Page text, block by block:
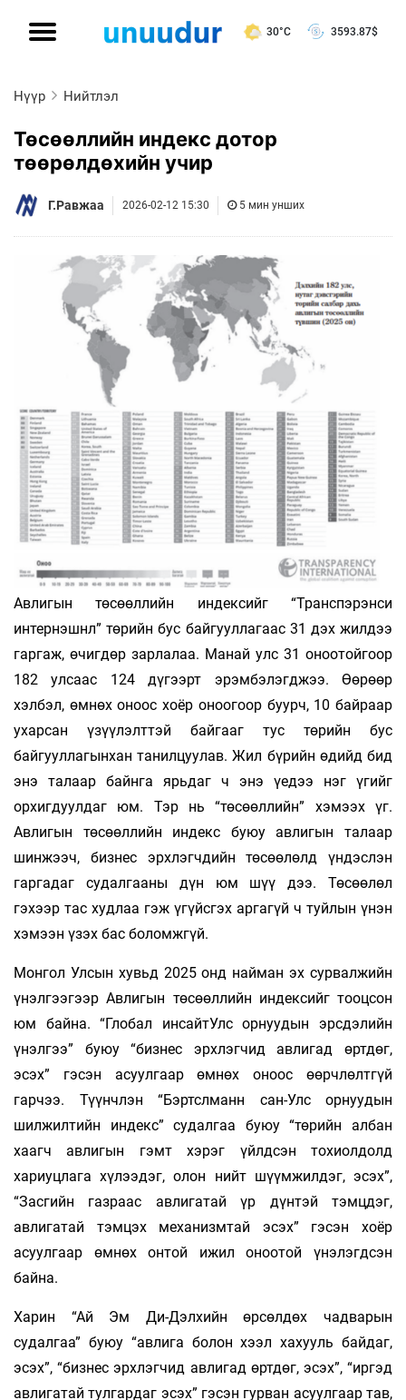
30°C 3593.87$
Нүүр Нийтлэл
Төсөөллийн индекс дотор
төөрөлдөхийн учир
Г.Равжаа 2026-02-12 15:30 5 мин унших
Авлигын төсөөллийн индексийг “Транспэрэнси
интернэшнл” төрийн бус байгууллагаас 31 дэх жилдээ
гаргаж, өчигдөр зарлалаа. Манай улс 31 оноотойгоор
182 улсаас 124 дүгээрт эрэмбэлэгджээ. Өөрөөр
хэлбэл, өмнөх оноос хоёр оноогоор буурч, 10 байраар
ухарсан үзүүлэлттэй байгааг тус төрийн бус
байгууллагынхан танилцуулав. Жил бүрийн өдийд бид
энэ талаар байнга ярьдаг ч энэ үедээ нэг үгийг
орхигдуулдаг юм. Тэр нь “төсөөллийн” хэмээх үг.
Авлигын төсөөллийн индекс буюу авлигын талаар
шинжээч, бизнес эрхлэгчдийн төсөөлөлд үндэслэн
гаргадаг судалгааны дүн юм шүү дээ. Төсөөлөл
гэхээр тас худлаа гэж үгүйсгэх аргагүй ч туйлын үнэн
хэмээн үзэх бас боломжгүй.
Монгол Улсын хувьд 2025 онд найман эх сурвалжийн
үнэлгээгээр Авлигын төсөөллийн индексийг тооцсон
юм байна. “Глобал инсайтУлс орнуудын эрсдэлийн
үнэлгээ” буюу “бизнес эрхлэгчид авлигад өртдөг,
эсэх” гэсэн асуулгаар өмнөх оноос өөрчлөлтгүй
гарчээ. Түүнчлэн “Бэртслманн сан-Улс орнуудын
шилжилтийн индекс” судалгаа буюу “төрийн албан
хаагч авлигын гэмт хэрэг үйлдсэн тохиолдолд
хариуцлага хүлээдэг, олон нийт шүүмжилдэг, эсэх”,
“Засгийн газраас авлигатай үр дүнтэй тэмцдэг,
авлигатай тэмцэх механизмтай эсэх” гэсэн хоёр
асуулгаар өмнөх онтой ижил оноотой үнэлэгдсэн
байна.
Харин “Ай Эм Ди-Дэлхийн өрсөлдөх чадварын
судалгаа” буюу “авлига болон хээл хахууль байдаг,
эсэх”, “бизнес эрхлэгчид авлигад өртдөг, эсэх”, “иргэд
авлигатай тулгардаг эсэх” гэсэн гурван асуулгаар тав,